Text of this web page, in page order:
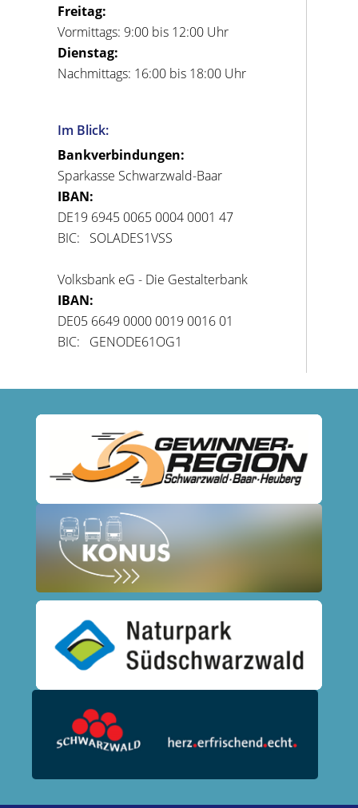
Freitag:
Vormittags: 9:00 bis 12:00 Uhr
Dienstag:
Nachmittags: 16:00 bis 18:00 Uhr
Im Blick:
Bankverbindungen:
Sparkasse Schwarzwald-Baar
IBAN:
DE19 6945 0065 0004 0001 47
BIC: SOLADES1VSS
Volksbank eG - Die Gestalterbank
IBAN:
DE05 6649 0000 0019 0016 01
BIC: GENODE61OG1